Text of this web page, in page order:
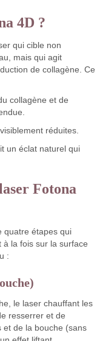
4D ?
qui cible non
mais qui agit
de collagène. Ce
collagène et de
réduites.
un éclat naturel qui
Fotona
quatre étapes qui
à la fois sur la surface
:
le laser chauffant les
resserrer et de
et de la bouche (sans